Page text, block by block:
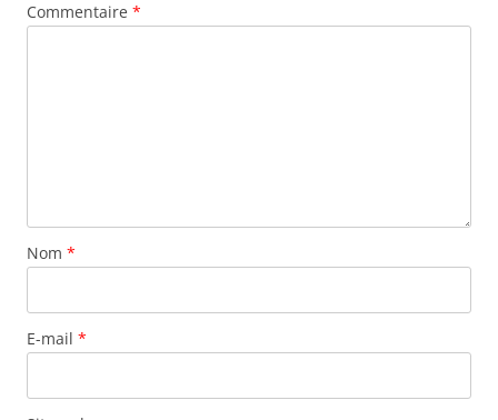
Commentaire *
Nom *
E-mail *